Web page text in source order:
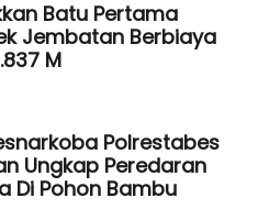
Batu Pertama
Jembatan Berbiaya
M
Polrestabes
Ungkap Peredaran
Di Pohon Bambu